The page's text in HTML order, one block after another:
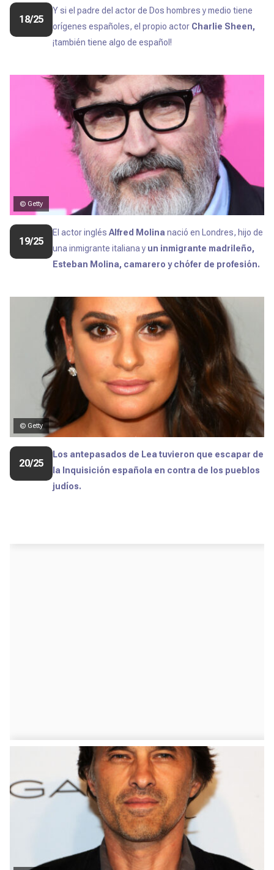
18/25
Y si el padre del actor de Dos hombres y mediotiene
orígenes españoles, el propio actor Charlie Sheen,
¡también tiene algo de español!
© Getty
19/25
El actor inglésAlfred Molinanació en Londres, hijo de
una inmigrante italiana y un inmigrante madrileño,
Esteban Molina, camarero y chófer de profesión.
© Getty
20/25
Los antepasados de Lea tuvieron que escapar de
la Inquisición española en contra de los pueblos
judíos.